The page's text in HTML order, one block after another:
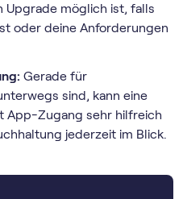
Upgrade möglich ist, falls
oder deine Anforderungen
Gerade für
sind, kann eine
App-Zugang sehr hilfreich
jederzeit im Blick.